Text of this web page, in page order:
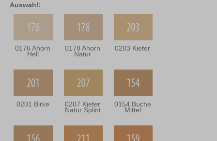
Auswahl:
0176 Ahorn
Hell
0178 Ahorn
Natur
0203 Kiefer
0201 Birke 0207 Kiefer
Natur Splint
0154 Buche
Mittel